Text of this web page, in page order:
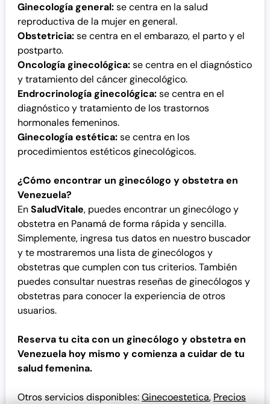
Ginecología general:se centra en la salud
reproductiva de la mujer en general.
Obstetricia:se centra en el embarazo, el parto y el
postparto.
Oncología ginecológica:se centra en el diagnóstico
y tratamiento del cáncer ginecológico.
Endrocrinología ginecológica:se centra en el
diagnóstico y tratamiento de los trastornos
hormonales femeninos.
Ginecología estética:se centra en los
procedimientos estéticos ginecológicos.
¿Cómo encontrar un ginecólogo y obstetra en
Venezuela?
EnSaludVitale, puedes encontrar un ginecólogo y
obstetra en Panamá de forma rápida y sencilla.
Simplemente, ingresa tus datos en nuestro buscador
y te mostraremos una lista de ginecólogos y
obstetras que cumplen con tus criterios. También
puedes consultar nuestras reseñas de ginecólogos y
obstetras para conocer la experiencia de otros
usuarios.
Reserva tu cita con un ginecólogo y obstetra en
Venezuela hoy mismo y comienza a cuidar de tu
salud femenina.
Otros servicios disponibles:Ginecoestetica, Precios